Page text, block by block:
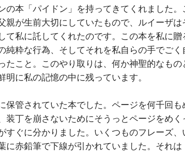
の本「パイドン」を持ってきてくれました。
親が生前大切にしていたもので、ルイーザは
て私に託してくれたのです。この本を私に贈
純粋な行為、そしてそれを私自らの手でごく
たこと。このやり取りは、何か神聖的なもの
明に私の記憶の中に残っています。
保管されていた本でした。ページを何千回も
装丁を崩さないためにそうっとページをめく
すぐに分かりました。いくつものフレーズ、
に赤鉛筆で下線が引かれていました。それは